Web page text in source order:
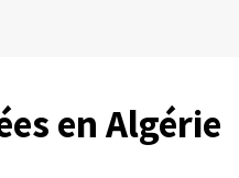
en Algérie